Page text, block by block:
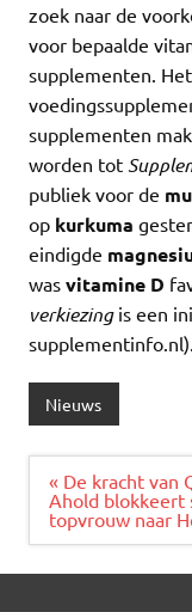
zoek naar de
voor bepaalde
supplementen.
supplementen
worden tot
publiek voor de
op kurkuma
eindigde
was vitamine D
verkiezing is een
supplementinfo.nl).
Nieuws
Bericht
navigatie
« De kracht van
Ahold blokkeert
topvrouw naar